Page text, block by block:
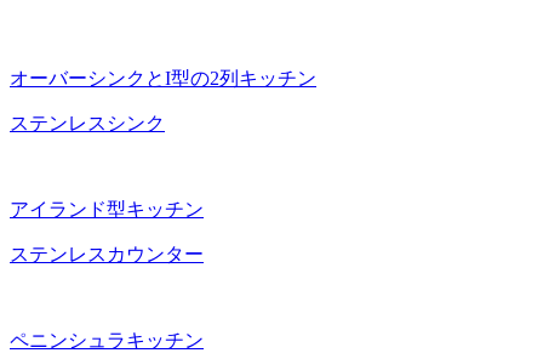
オーバーシンクとI型の2列キッチン
ステンレスシンク
アイランド型キッチン
ステンレスカウンター
ペニンシュラキッチン